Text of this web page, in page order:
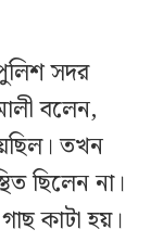
সদর
বলেন,
তখন
ছিলেন না।
কাটা হয়।